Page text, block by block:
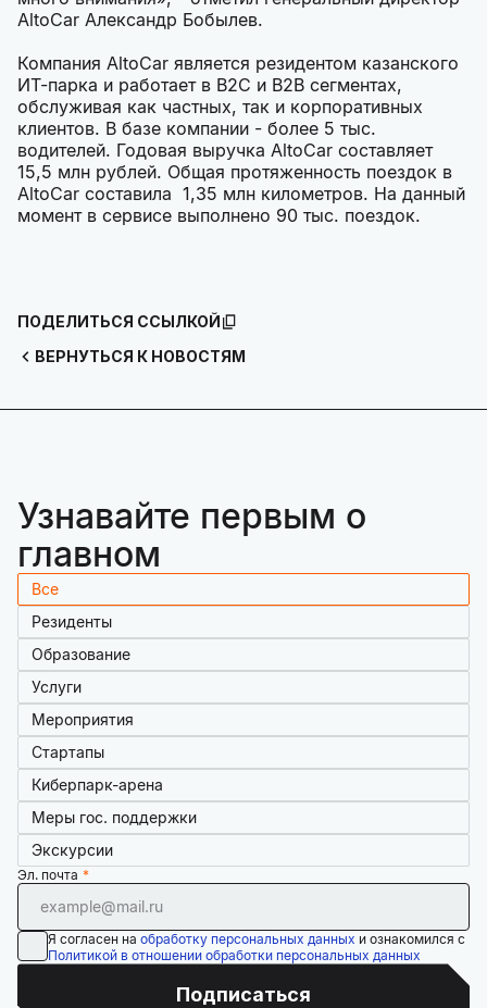
AltoCar Александр Бобылев.
Компания AltoCar является резидентом казанского
ИТ-парка и работает в B2C и B2B сегментах,
обслуживая как частных, так и корпоративных
клиентов. В базе компании - более 5 тыс.
водителей. Годовая выручка AltoCar составляет
15,5 млн рублей. Общая протяженность поездок в
AltoCar составила 1,35 млн километров. На данный
момент в сервисе выполнено 90 тыс. поездок.
ВЕРНУТЬСЯ К НОВОСТЯМ
ПОДЕЛИТЬСЯ ССЫЛКОЙ
Узнавайте первым о
главном
Все
Резиденты
Образование
Услуги
Мероприятия
Стартапы
Киберпарк-арена
Меры гос. поддержки
Экскурсии
Эл. почта
Я согласен на обработку персональных данных и ознакомился с
Политикой в отношении обработки персональных данных
Подписаться